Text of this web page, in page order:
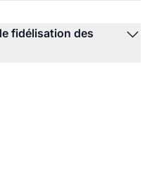
fidélisation des